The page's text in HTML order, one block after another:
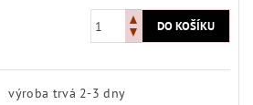
výroba trvá 2-3 dny